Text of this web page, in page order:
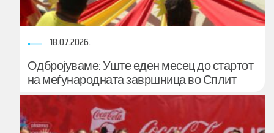
18.07.2026.
Одбројуваме: Уште еден месец до стартот
на меѓународната завршница во Сплит